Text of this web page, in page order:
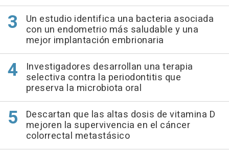
Un estudio identifica una bacteria asociada
con un endometrio más saludable y una
mejor implantación embrionaria
Investigadores desarrollan una terapia
selectiva contra la periodontitis que
preserva la microbiota oral
Descartan que las altas dosis de vitamina D
mejoren la supervivencia en el cáncer
colorrectal metastásico